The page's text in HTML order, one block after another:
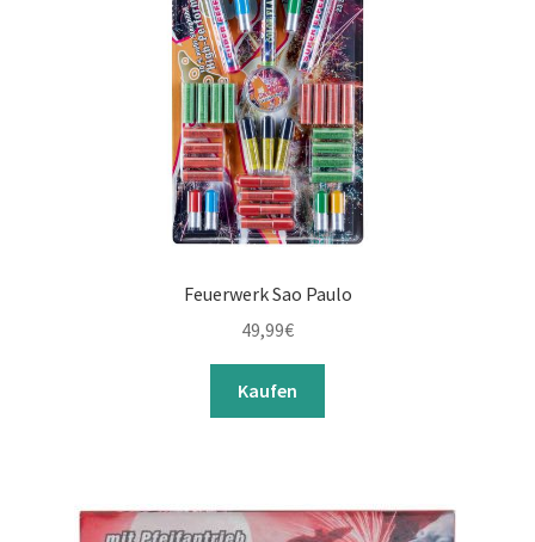
Feuerwerk Sao Paulo
49,99€
Kaufen